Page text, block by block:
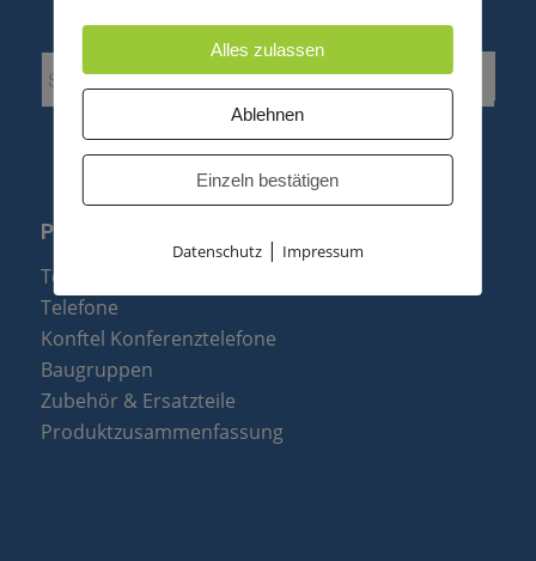
PRODUKTE
Telefonanlagen
Telefone
Konftel Konferenztelefone
Baugruppen
Zubehör & Ersatzteile
Produktzusammenfassung
Alles zulassen
Ablehnen
Einzeln bestätigen
Datenschutz| Impressum